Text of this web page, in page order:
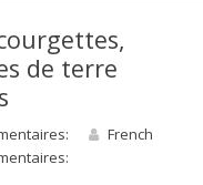
de terre
French